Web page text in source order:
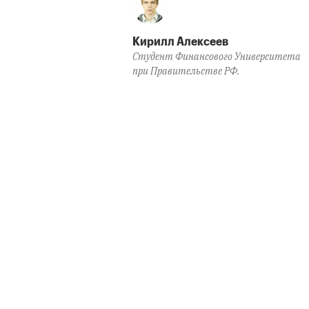
Кирилл Алексеев
Студент Финансового Университета
при Правительстве РФ.